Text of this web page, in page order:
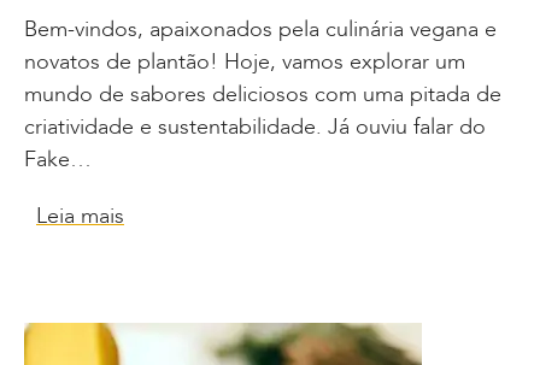
Bem-vindos, apaixonados pela culinária vegana e
novatos de plantão! Hoje, vamos explorar um
mundo de sabores deliciosos com uma pitada de
criatividade e sustentabilidade. Já ouviu falar do
Fake…
Leia mais